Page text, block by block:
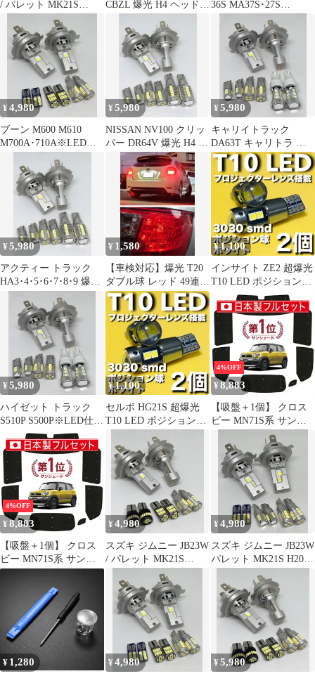
/ パレット MK21S
H20.1～H25.2 高品質 爆
光 H4 ヘッドライト
T16 バック T10 ポジシ
ョン ナンバー灯 8点
SET ポン付け 車検対応
タイプD
CBZL 爆光 H4 ヘッドラ
T10 ポジションランプ
ナンバー灯 ルームラン
プ キャンセラー内蔵 純
白 New プロジェクター
レンズ搭載 10個SET ポ
ン付け 車検対応 Aタイ
プ
36S MA37S･27S
MAD7S ※バンディッ
ト非対応 高品質 爆光
H4 ヘッドライト T16
バック T10 ポジション
ナンバー灯 8点SET ポ
ン付け 車検対応 タイプ
F
¥4,980
ブーン M600 M610
M700A･710A※LED仕
H4 ヘッドライト T16
バック T10 ポジション
ナンバー灯 8点SET ポ
ン付け 車検対応 タイプ
¥5,980
NISSAN NV100 クリッ
パー DR64V 爆光 H4 ヘ
ッドライト T16 バック
ランプ T10 ポジション
ナンバー灯 純白 8点
SET ポン付け 車検対応
タイプA
¥5,980
キャリイトラック
DA63T キャリトラ ク
ロスビー CBZK、CBZL
爆光 H4 ヘッドライト
T16 バックランプ T10
ポジション ナンバー灯
純白 8点SET ポン付け
車検対応 タイプB
¥5,980
アクティー トラック
HA3･4･5･6･7･8･9 爆光
H4 ヘッドライト T16
バックランプ T10 ポジ
ション ナンバー灯 純白
8点SET ポン付け 車検
対応 タイプA
¥ 1,580
【車検対応】爆光 T20
ダブル球 レッド 49連
SMD ハイパワー ブレ
ーキランプ テールラン
プ リアランプ ストップ
ランプ 2個セット 高品
¥1,100
インサイト ZE2 超爆光
T10 LED ポジション球
スモールランプ 車幅灯
3030チップ 10連 プロジ
ェクターレンズ搭載 ホ
ワイト 2個セット
¥5,980
ハイゼット トラック
S510P S500P※LED仕様
車不適合 爆光 H4 ヘッ
ドライト T16 バックラ
ンプ T10 ポジション ナ
ンバー灯 純白 8点SET
ポン付け 車検対応 タイ
プB
¥1,100
セルボ HG21S 超爆光
T10 LED ポジション球
3030チップ 10連 プロジ
ェクターレンズ搭載 ホ
ワイト 2個セット
4%OFF
¥ 8,883
【吸盤＋1個】 クロス
ビー MN71S系 サンシ
ェード カーテン 車中泊
グッズ シームレス ライ
ト フルセット 1台分
XBEE 車用カーテン カ
ーフィルム カーシェー
ド サイド セット フロ
ント 日除け
4%OFF
¥ 8,883
【吸盤＋1個】 クロス
ビー MN71S系 サンシ
ェード カーテン 車中泊
グッズ シームレス ライ
ト フルセット 1台分
XBEE 車用カーテン カ
ーフィルム カーシェー
ド サイド セット フロ
ント 日除け
¥4,980
スズキ ジムニー JB23W
/ パレット MK21S
H20.1～H25.2 高品質 爆
光 H4 ヘッドライト
T16 バック T10 ポジシ
ョン ナンバー灯 8点
SET ポン付け 車検対応
¥4,980
スズキ ジムニー JB23W
パレット MK21S H20.1
ライト T16 バックラン
プ T10 ポジション ナン
バー灯 純白 8点SET ポ
ン付け 車検対応 タイプ
¥ 1,280 ¥4,980 ¥5,980